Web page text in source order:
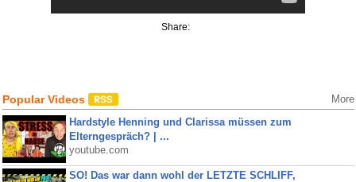
Share:
Popular Videos More
Hardstyle Henning und Clarissa müssen zum
Elterngespräch? | ...
youtube.com
SO! Das war dann wohl der LETZTE SCHLIFF,